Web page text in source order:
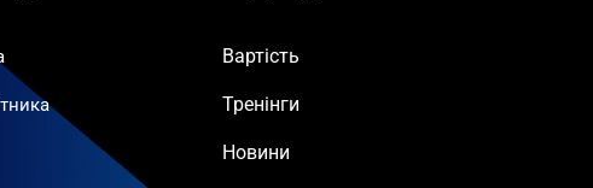
Вартість
Тренінги
Новини